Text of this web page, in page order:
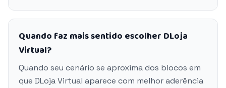
Quando faz mais sentido escolher DLoja
Virtual?
Quando seu cenário se aproxima dos blocos em
que DLoja Virtual aparece com melhor aderência